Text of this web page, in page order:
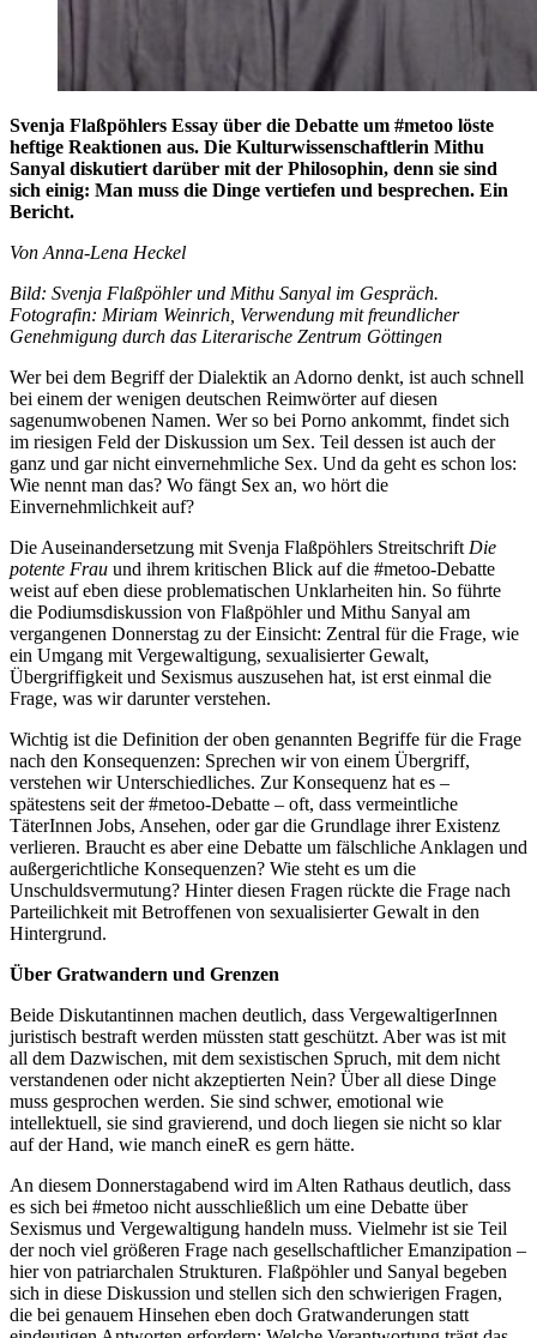
Svenja Flaßpöhlers Essay über die Debatte um #metoo löste
heftige Reaktionen aus. Die Kulturwissenschaftlerin Mithu
Sanyal diskutiert darüber mit der Philosophin, denn sie sind
sich einig: Man muss die Dinge vertiefen und besprechen. Ein
Bericht.
Von Anna-Lena Heckel
Bild: Svenja Flaßpöhler und Mithu Sanyal im Gespräch.
Fotografin: Miriam Weinrich, Verwendung mit freundlicher
Genehmigung durch das Literarische Zentrum Göttingen
Wer bei dem Begriff der Dialektik an Adorno denkt, ist auch schnell
bei einem der wenigen deutschen Reimwörter auf diesen
sagenumwobenen Namen. Wer so bei Porno ankommt, findet sich
im riesigen Feld der Diskussion um Sex. Teil dessen ist auch der
ganz und gar nicht einvernehmliche Sex. Und da geht es schon los:
Wie nennt man das? Wo fängt Sex an, wo hört die
Einvernehmlichkeit auf?
Die Auseinandersetzung mit Svenja Flaßpöhlers StreitschriftDie
potente Frau und ihrem kritischen Blick auf die #metoo-Debatte
weist auf eben diese problematischen Unklarheiten hin. So führte
die Podiumsdiskussion von Flaßpöhler und Mithu Sanyal am
vergangenen Donnerstag zu der Einsicht: Zentral für die Frage, wie
ein Umgang mit Vergewaltigung, sexualisierter Gewalt,
Übergriffigkeit und Sexismus auszusehen hat, ist erst einmal die
Frage, was wir darunter verstehen.
Wichtig ist die Definition der oben genannten Begriffe für die Frage
nach den Konsequenzen: Sprechen wir von einem Übergriff,
verstehen wir Unterschiedliches. Zur Konsequenz hat es –
spätestens seit der #metoo-Debatte – oft, dass vermeintliche
TäterInnen Jobs, Ansehen, oder gar die Grundlage ihrer Existenz
verlieren. Braucht es aber eine Debatte um fälschliche Anklagen und
außergerichtliche Konsequenzen? Wie steht es um die
Unschuldsvermutung? Hinter diesen Fragen rückte die Frage nach
Parteilichkeit mit Betroffenen von sexualisierter Gewalt in den
Hintergrund.
Über Gratwandern und Grenzen
Beide Diskutantinnen machen deutlich, dass VergewaltigerInnen
juristisch bestraft werden müssten statt geschützt. Aber was ist mit
all dem Dazwischen, mit dem sexistischen Spruch, mit dem nicht
verstandenen oder nicht akzeptierten Nein? Über all diese Dinge
muss gesprochen werden. Sie sind schwer, emotional wie
intellektuell, sie sind gravierend, und doch liegen sie nicht so klar
auf der Hand, wie manch eineR es gern hätte.
An diesem Donnerstagabend wird im Alten Rathaus deutlich, dass
es sich bei #metoo nicht ausschließlich um eine Debatte über
Sexismus und Vergewaltigung handeln muss. Vielmehr ist sie Teil
der noch viel größeren Frage nach gesellschaftlicher Emanzipation –
hier von patriarchalen Strukturen. Flaßpöhler und Sanyal begeben
sich in diese Diskussion und stellen sich den schwierigen Fragen,
die bei genauem Hinsehen eben doch Gratwanderungen statt